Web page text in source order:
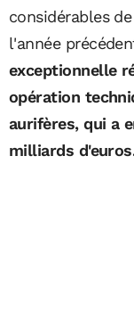
considérables
l'année
exceptionnelle
opération
aurifères, qui a
milliards